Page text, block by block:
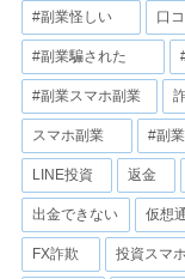
#副業怪しい 口コ
#副業騙された
#副業スマホ副業
スマホ副業 #副
LINE投資 返金
出金できない 仮想
FX詐欺 投資スマ